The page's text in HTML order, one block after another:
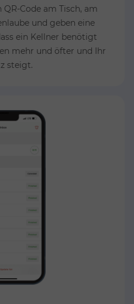
QR-Code am Tisch, am
und geben eine
ein Kellner benötigt
mehr und öfter und Ihr
steigt.